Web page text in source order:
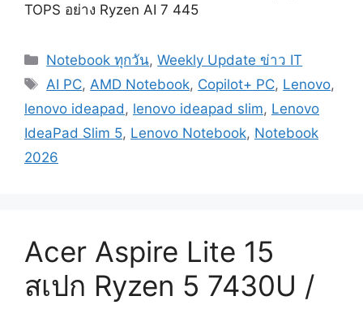
TOPS อย่าง Ryzen AI 7 445
Categories
Notebook ทุกวัน,Weekly Update ข่าว IT
Tags
AI PC, AMD Notebook, Copilot+ PC, Lenovo,
lenovo ideapad , lenovo ideapad slim, Lenovo
IdeaPad Slim 5, Lenovo Notebook, Notebook
2026
Acer Aspire Lite 15
สเปก Ryzen 5 7430U /